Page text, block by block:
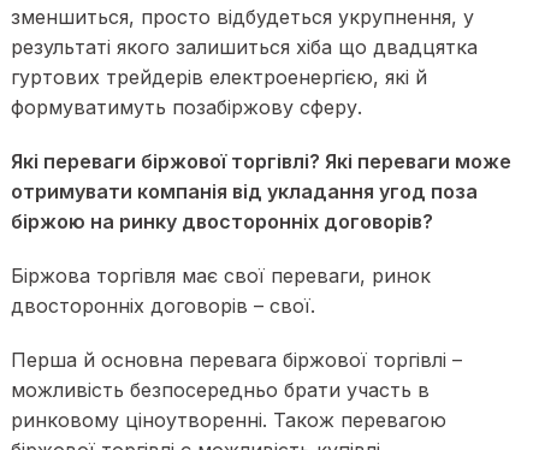
зменшиться, просто відбудеться укрупнення, у
результаті якого залишиться хіба що двадцятка
гуртових трейдерів електроенергією, які й
формуватимуть позабіржову сферу.
Які переваги біржової торгівлі? Які переваги може
отримувати компанія від укладання угод поза
біржою на ринку двосторонніх договорів?
Біржова торгівля має свої переваги, ринок
двосторонніх договорів – свої.
Перша й основна перевага біржової торгівлі –
можливість безпосередньо брати участь в
ринковому ціноутворенні. Також перевагою